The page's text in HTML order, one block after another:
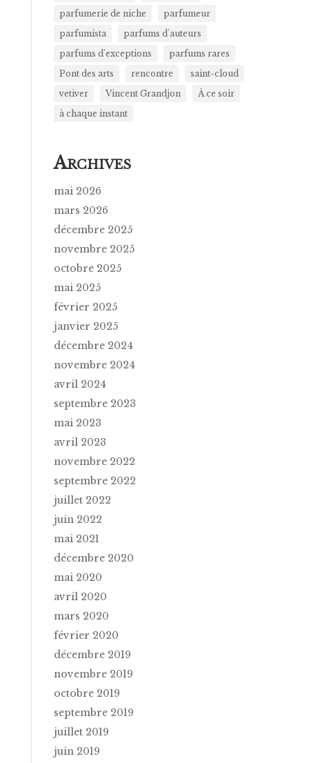
parfumerie de niche
parfumeur
parfumista
parfums d'auteurs
parfums d'exceptions
parfums rares
Pont des arts
rencontre
saint-cloud
vetiver
Vincent Grandjon
À ce soir
à chaque instant
ARCHIVES
mai 2026
mars 2026
décembre 2025
novembre 2025
octobre 2025
mai 2025
février 2025
janvier 2025
décembre 2024
novembre 2024
avril 2024
septembre 2023
mai 2023
avril 2023
novembre 2022
septembre 2022
juillet 2022
juin 2022
mai 2021
décembre 2020
mai 2020
avril 2020
mars 2020
février 2020
décembre 2019
novembre 2019
octobre 2019
septembre 2019
juillet 2019
juin 2019